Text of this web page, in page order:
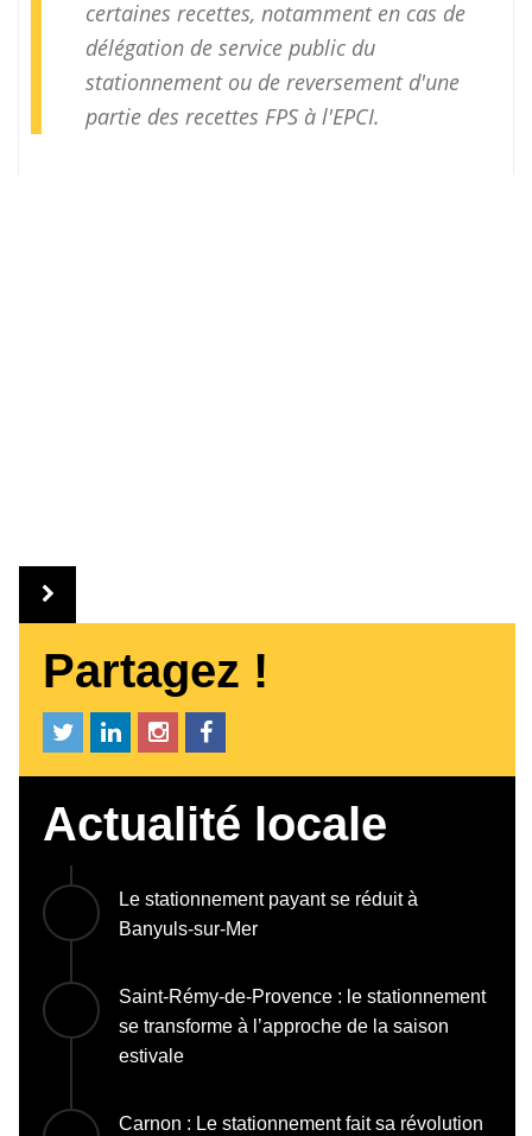
certaines recettes, notamment en cas de
délégation de service public du
stationnement ou de reversement d'une
partie des recettes FPS à l'EPCI.
Partagez !
Actualité locale
Le stationnement payant se réduit à
Banyuls-sur-Mer
Saint-Rémy-de-Provence : le stationnement
se transforme à l’approche de la saison
estivale
Carnon : Le stationnement fait sa révolution